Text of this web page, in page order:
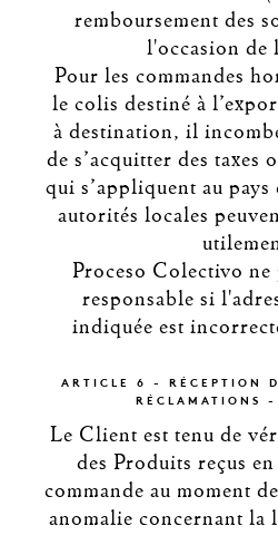
remboursement des
l'occasion de
Pour les commandes
le colis destiné à
à destination, il
de s’acquitter des taxes
qui s’appliquent au
autorités locales
Proceso Colectivo ne
responsable si
indiquée est
ARTICLE 6 - RÉCEPTION
RÉCLAMATIONS -
Le Client est tenu de
des Produits reçus
commande au moment
anomalie concernant la